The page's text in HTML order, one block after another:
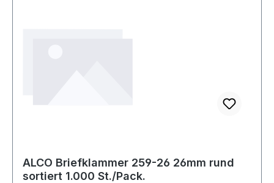
ALCO Briefklammer 259-26 26mm rund
sortiert 1.000 St./Pack.